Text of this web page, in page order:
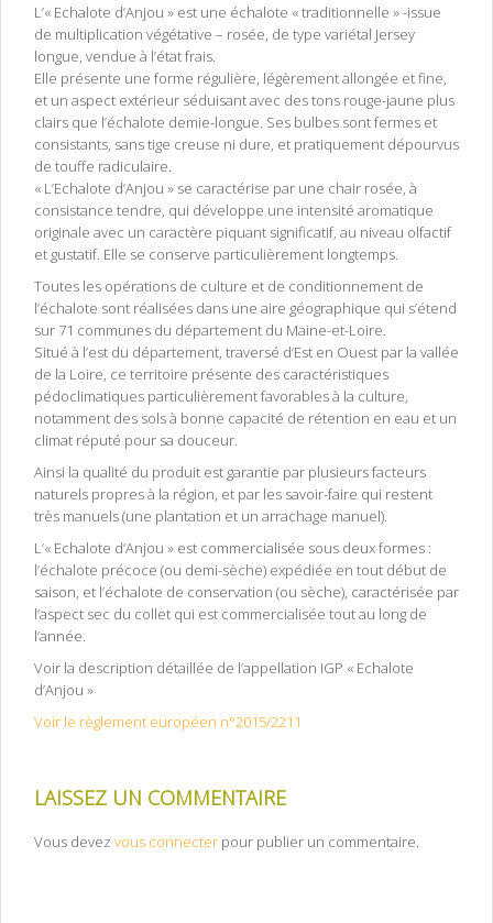
L’« Echalote d’Anjou » est une échalote « traditionnelle » -issue
de multiplication végétative – rosée, de type variétal Jersey
longue, vendue à l’état frais.
Elle présente une forme régulière, légèrement allongée et fine,
et un aspect extérieur séduisant avec des tons rouge-jaune plus
clairs que l’échalote demie-longue. Ses bulbes sont fermes et
consistants, sans tige creuse ni dure, et pratiquement dépourvus
de touffe radiculaire.
« L’Echalote d’Anjou » se caractérise par une chair rosée, à
consistance tendre, qui développe une intensité aromatique
originale avec un caractère piquant significatif, au niveau olfactif
et gustatif. Elle se conserve particulièrement longtemps.
Toutes les opérations de culture et de conditionnement de
l’échalote sont réalisées dans une aire géographique qui s’étend
sur 71 communes du département du Maine-et-Loire.
Situé à l’est du département, traversé d’Est en Ouest par la vallée
de la Loire, ce territoire présente des caractéristiques
pédoclimatiques particulièrement favorables à la culture,
notamment des sols à bonne capacité de rétention en eau et un
climat réputé pour sa douceur.
Ainsi la qualité du produit est garantie par plusieurs facteurs
naturels propres à la région, et par les savoir-faire qui restent
très manuels (une plantation et un arrachage manuel).
L’« Echalote d’Anjou » est commercialisée sous deux formes :
l’échalote précoce (ou demi-sèche) expédiée en tout début de
saison, et l’échalote de conservation (ou sèche), caractérisée par
l’aspect sec du collet qui est commercialisée tout au long de
l’année.
Voir la description détaillée de l’appellation IGP « Echalote
d’Anjou »
Voir le règlement européen n°2015/2211
LAISSEZ UN COMMENTAIRE
Vous devez vous connecter pour publier un commentaire.